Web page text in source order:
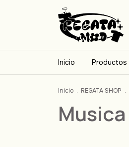
Inicio Productos
Inicio . REGATA SHOP .
Musica